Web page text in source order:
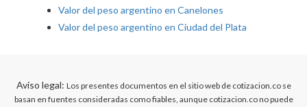
Valor del peso argentino en Canelones
Valor del peso argentino en Ciudad del Plata
Aviso legal: Los presentes documentos en el sitio web de cotizacion.co se
basan en fuentes consideradas como fiables, aunque cotizacion.co no puede